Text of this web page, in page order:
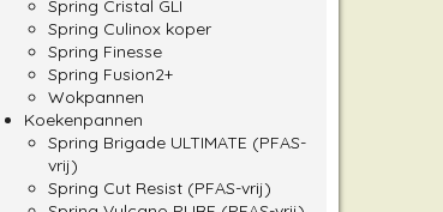
Spring Cristal GLI
Spring Culinox koper
Spring Finesse
Spring Fusion2+
Wokpannen
Koekenpannen
Spring Brigade ULTIMATE (PFAS-
vrij)
Spring Cut Resist (PFAS-vrij)